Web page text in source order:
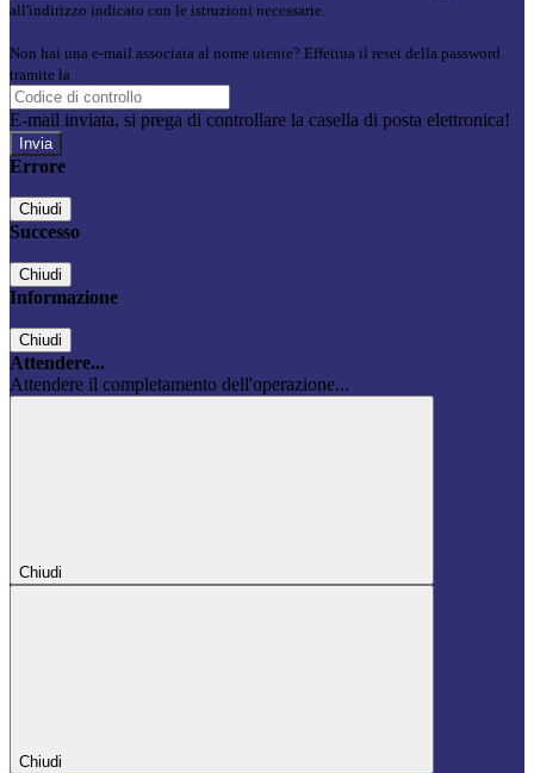
all'indirizzo indicato con le istruzioni necessarie.
Non hai una e-mail associata al nome utente? Effettua il reset della password
tramite la
E-mail inviata, si prega di controllare la casella di posta elettronica!
Errore
Chiudi
Successo
Chiudi
Informazione
Chiudi
Attendere...
Attendere il completamento dell'operazione...
Chiudi
Chiudi